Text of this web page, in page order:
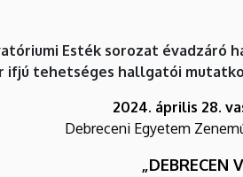
Esték sorozat évadzáró
ifjú tehetséges hallgatói
2024. április 28.
Debreceni Egyetem
„DEBRECEN